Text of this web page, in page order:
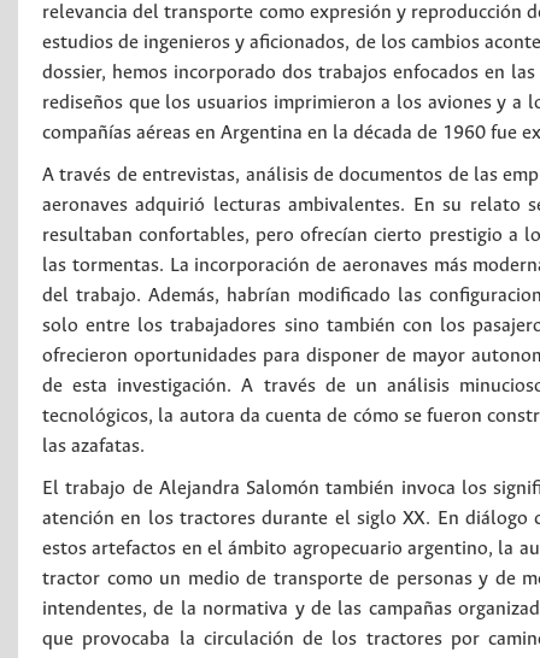
relevancia del transporte como expresión y reproducción
estudios de ingenieros y aficionados, de los cambios
dossier, hemos incorporado dos trabajos enfocados en
rediseños que los usuarios imprimieron a los aviones y
compañías aéreas en Argentina en la década de 1960 fue
A través de entrevistas, análisis de documentos de las
aeronaves adquirió lecturas ambivalentes. En su relato
resultaban confortables, pero ofrecían cierto prestigio a
las tormentas. La incorporación de aeronaves más
del trabajo. Además, habrían modificado las
solo entre los trabajadores sino también con los
ofrecieron oportunidades para disponer de mayor
de esta investigación. A través de un análisis
tecnológicos, la autora da cuenta de cómo se fueron
las azafatas.
El trabajo de Alejandra Salomón también invoca los
atención en los tractores durante el siglo XX. En
estos artefactos en el ámbito agropecuario argentino, la
tractor como un medio de transporte de personas y de
intendentes, de la normativa y de las campañas
que provocaba la circulación de los tractores por